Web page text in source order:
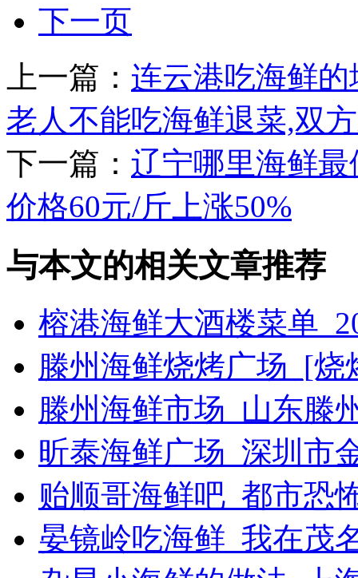
下一页
上一篇： 连云港吃海鲜
老人不能吃海鲜退菜,双
下一篇： 辽宁哪里海鲜
价格60元/斤上涨50%
与本文的相关文章推荐
榕港海鲜大酒楼菜单
滕州海鲜烧烤广场_[
滕州海鲜市场_山东滕
昕泰海鲜广场_深圳市
贻顺哥海鲜吧_都市恐
晏镜岭吃海鲜_我在茂